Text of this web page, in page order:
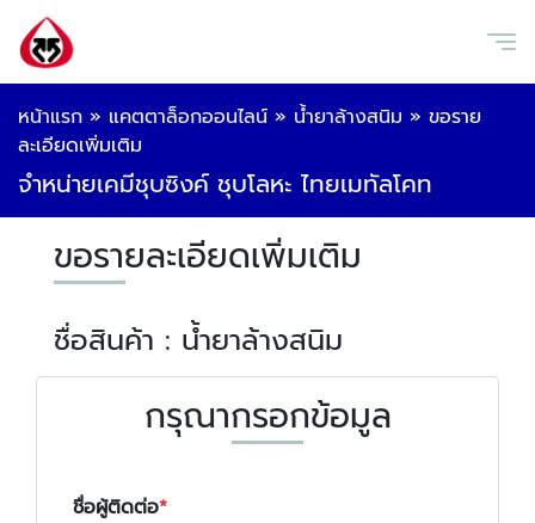
หน้าแรก » แคตตาล็อกออนไลน์ » น้ำยาล้างสนิม » ขอราย
ละเอียดเพิ่มเติม
จำหน่ายเคมีชุบซิงค์ ชุบโลหะ ไทยเมทัลโคท
ขอรายละเอียดเพิ่มเติม
ชื่อสินค้า : น้ำยาล้างสนิม
กรุณากรอกข้อมูล
ชื่อผู้ติดต่อ